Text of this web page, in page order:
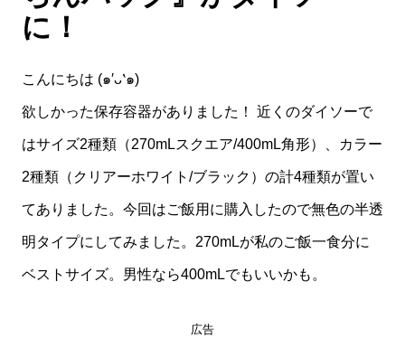
に！
こんにちは (๑′ᴗ‵๑)
欲しかった保存容器がありました！ 近くのダイソーで
はサイズ2種類（270mLスクエア/400mL角形）、カラー
2種類（クリアーホワイト/ブラック）の計4種類が置い
てありました。今回はご飯用に購入したので無色の半透
明タイプにしてみました。270mLが私のご飯一食分に
ベストサイズ。男性なら400mLでもいいかも。
広告